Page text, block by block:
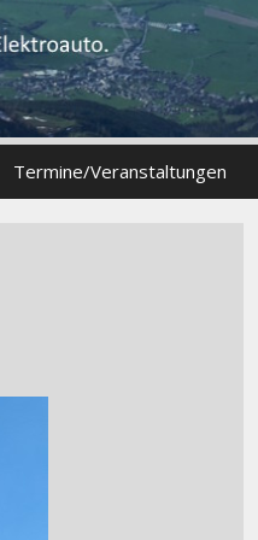
Termine/Veranstaltungen